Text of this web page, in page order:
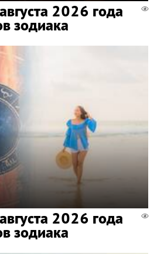
2026 года
зодиака
2026 года
зодиака